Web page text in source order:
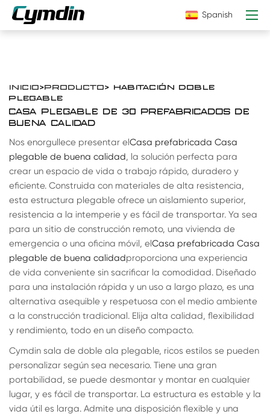
Spanish
INICIO>PRODUCTO> HABITACIÓN DOBLE
PLEGABLE
CASA PLEGABLE DE 30 PREFABRICADOS DE
BUENA CALIDAD
Nos enorgullece presentar elCasa prefabricada Casa
plegable de buena calidad, la solución perfecta para
crear un espacio de vida o trabajo rápido, duradero y
eficiente. Construida con materiales de alta resistencia,
esta estructura plegable ofrece un aislamiento superior,
resistencia a la intemperie y es fácil de transportar. Ya sea
para un sitio de construcción remoto, una vivienda de
emergencia o una oficina móvil, elCasa prefabricada Casa
plegable de buena calidadproporciona una experiencia
de vida conveniente sin sacrificar la comodidad. Diseñado
para una instalación rápida y un uso a largo plazo, es una
alternativa asequible y respetuosa con el medio ambiente
a la construcción tradicional. Elija alta calidad, flexibilidad
y rendimiento, todo en un diseño compacto.
Cymdin sala de doble ala plegable, ricos estilos se pueden
personalizar según sea necesario. Tiene una gran
portabilidad, se puede desmontar y montar en cualquier
lugar, y es fácil de transportar. La estructura es estable y la
vida útil es larga. Admite una disposición flexible y una